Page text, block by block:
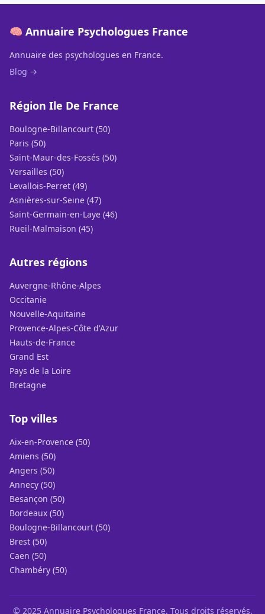
🧠 Annuaire Psychologues France
Annuaire des psychologues en France.
Blog →
Région Ile De France
Boulogne-Billancourt (50)
Paris (50)
Saint-Maur-des-Fossés (50)
Versailles (50)
Levallois-Perret (49)
Asnières-sur-Seine (47)
Saint-Germain-en-Laye (46)
Rueil-Malmaison (45)
Autres régions
Auvergne-Rhône-Alpes
Occitanie
Nouvelle-Aquitaine
Provence-Alpes-Côte d'Azur
Hauts-de-France
Grand Est
Pays de la Loire
Bretagne
Top villes
Aix-en-Provence (50)
Amiens (50)
Angers (50)
Annecy (50)
Besançon (50)
Bordeaux (50)
Boulogne-Billancourt (50)
Brest (50)
Caen (50)
Chambéry (50)
© 2025 Annuaire Psychologues France. Tous droits réservés.